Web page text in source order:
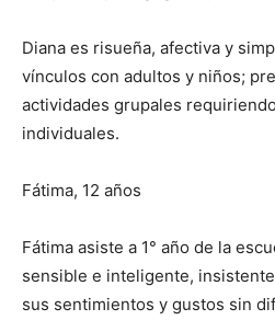
Diana es risueña, afectiva y
vínculos con adultos y niños;
actividades grupales
individuales.
Fátima, 12 años
Fátima asiste a 1° año de la
sensible e inteligente,
sus sentimientos y gustos sin